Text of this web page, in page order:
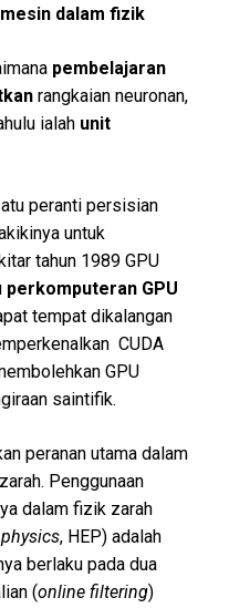
dalam fizik
pembelajaran
rangkaian neuronan,
ialah unit
peranti persisian
untuk
tahun 1989 GPU
perkomputeran GPU
tempat dikalangan
CUDA
GPU
saintifik.
peranan utama dalam
Penggunaan
dalam fizik zarah
, HEP) adalah
berlaku pada dua
(online filtering)